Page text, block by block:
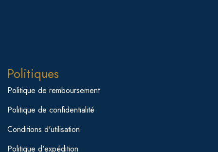
Politiques
Politique de remboursement
Politique de confidentialité
Conditions d'utilisation
Politique d'expédition